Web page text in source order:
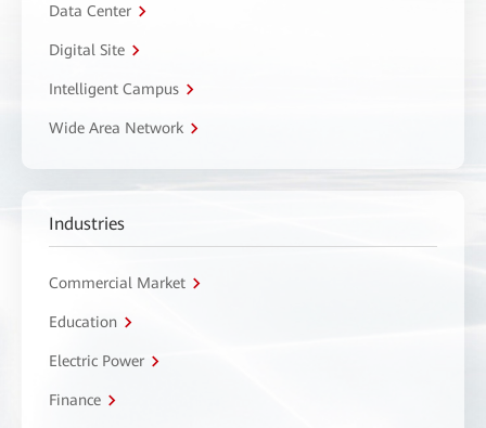
Data Center
Digital Site
Intelligent Campus
Wide Area Network
Industries
Commercial Market
Education
Electric Power
Finance